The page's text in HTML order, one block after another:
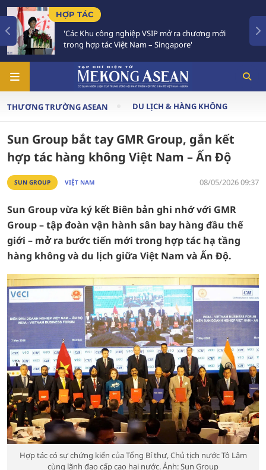
VSIP mở ra chương mới
– Singapore'
Việt Nam - Thái Lan
Chiến lược 'Ba kết nối'
THƯƠNG TRƯỜNG ASEAN DU LỊCH & HÀNG KHÔNG
Sun Group bắt tay GMR Group, gắn kết
hợp tác hàng không Việt Nam – Ấn Độ
SUN GROUP VIỆT NAM 08/05/2026 09:37
Sun Group vừa ký kết Biên bản ghi nhớ với GMR
Group – tập đoàn vận hành sân bay hàng đầu thế
giới – mở ra bước tiến mới trong hợp tác hạ tầng
hàng không và du lịch giữa Việt Nam và Ấn Độ.
Hợp tác có sự chứng kiến của Tổng Bí thư, Chủ tịch nước Tô Lâm
cùng lãnh đạo cấp cao hai nước. Ảnh: Sun Group